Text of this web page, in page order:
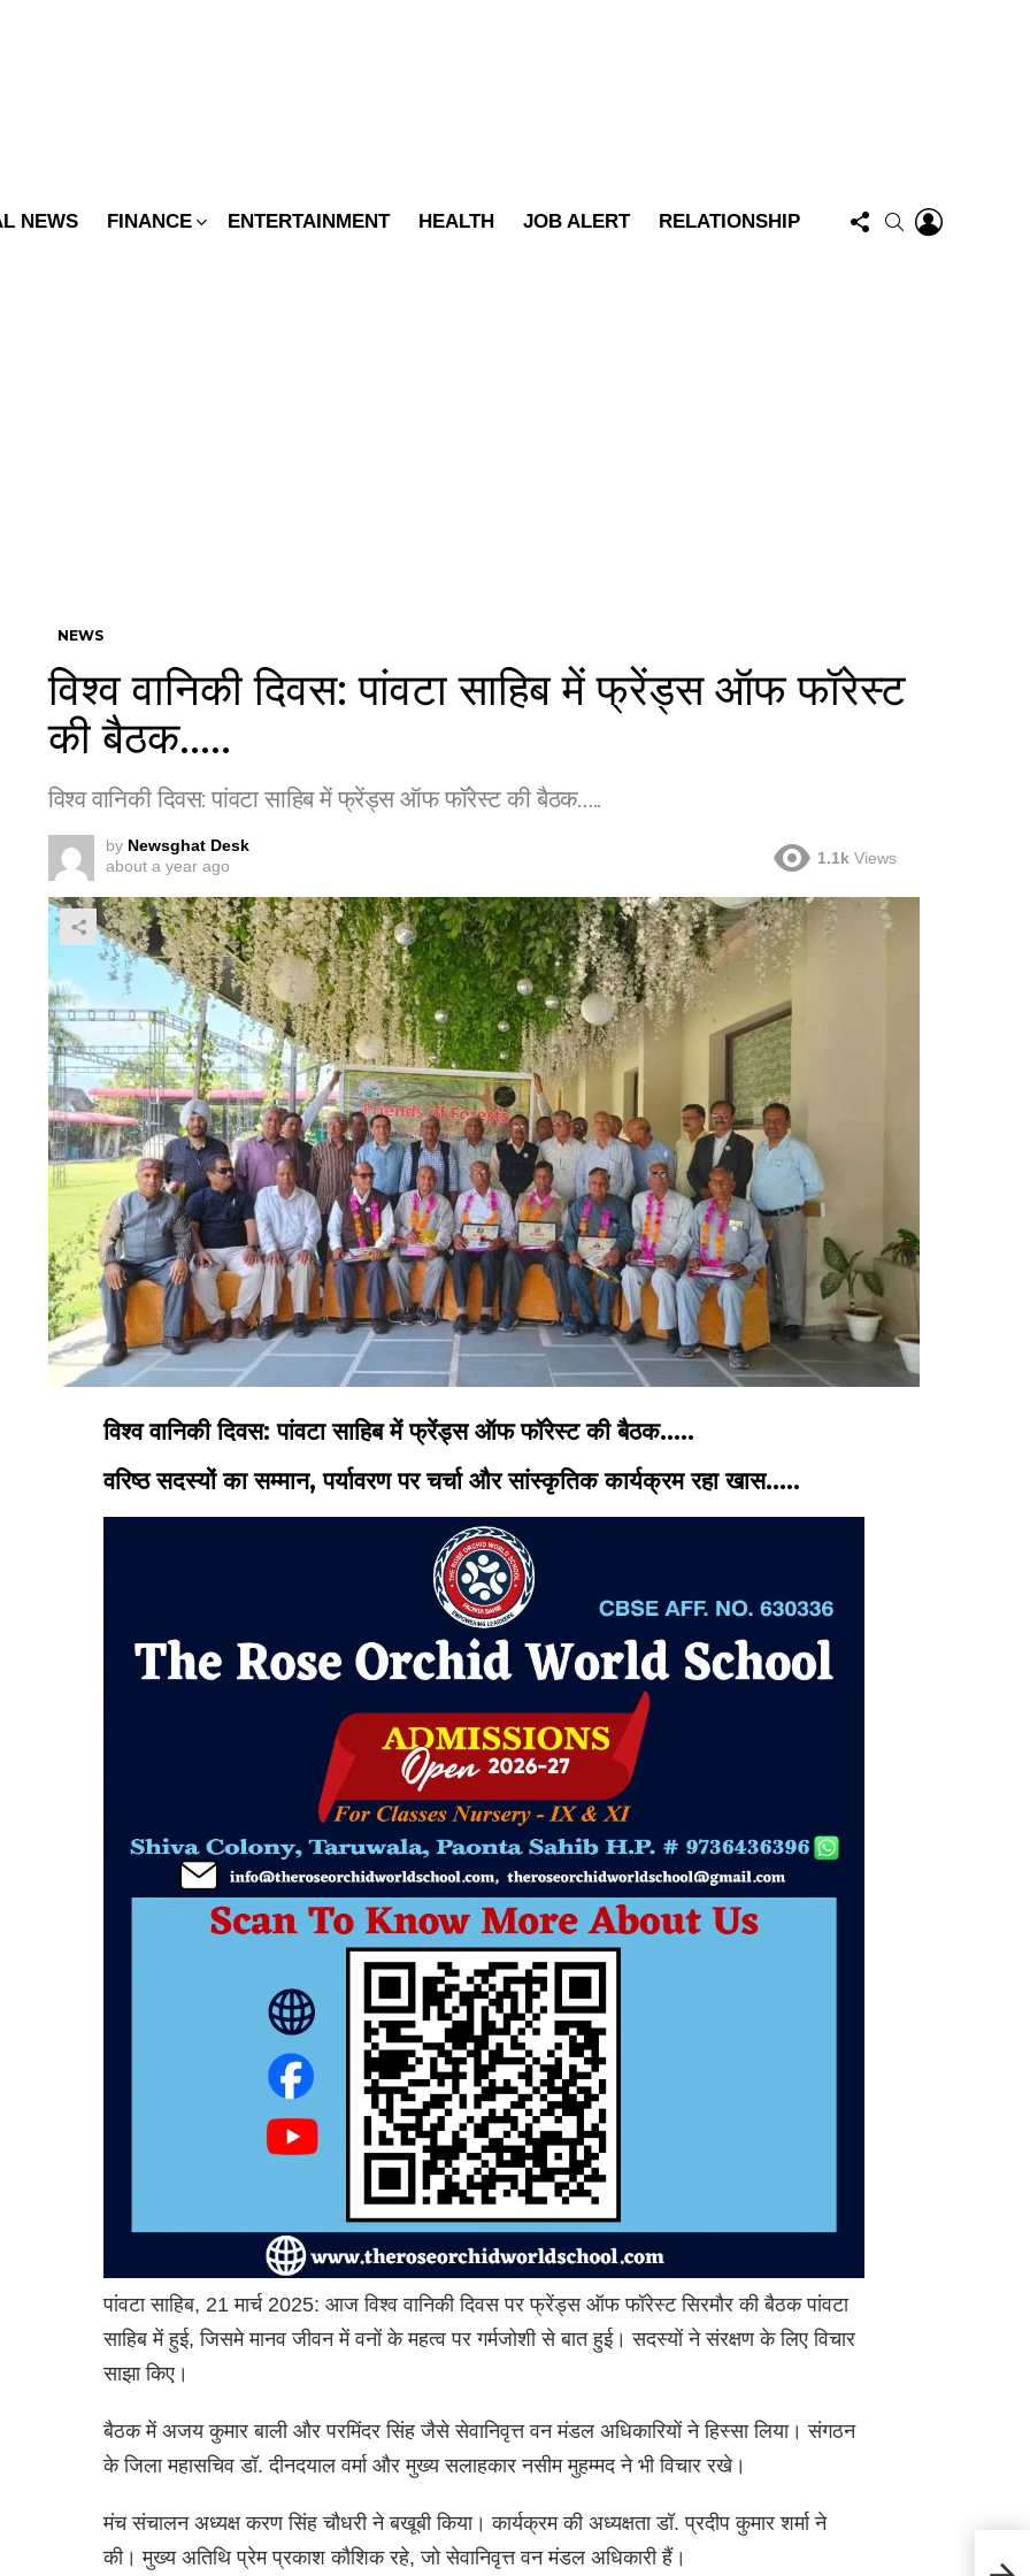
NEWS FINANCE ENTERTAINMENT HEALTH JOB ALERT RELATIONSHIP
FOLLOW
US
SEARCH
NEWS
विश्व वानिकी दिवस: पांवटा साहिब में फ्रेंड्स ऑफ फॉरेस्ट
की बैठक…..
विश्व वानिकी दिवस: पांवटा साहिब में फ्रेंड्स ऑफ फॉरेस्ट की बैठक…..
by Newsghat Desk
about a year ago
1.1k Views
विश्व वानिकी दिवस: पांवटा साहिब में फ्रेंड्स ऑफ फॉरेस्ट की बैठक…..
वरिष्ठ सदस्यों का सम्मान, पर्यावरण पर चर्चा और सांस्कृतिक कार्यक्रम रहा खास…..
पांवटा साहिब, 21 मार्च 2025: आज विश्व वानिकी दिवस पर फ्रेंड्स ऑफ फॉरेस्ट सिरमौर की बैठक पांवटा
साहिब में हुई, जिसमे मानव जीवन में वनों के महत्व पर गर्मजोशी से बात हुई। सदस्यों ने संरक्षण के लिए विचार
साझा किए।
बैठक में अजय कुमार बाली और परमिंदर सिंह जैसे सेवानिवृत्त वन मंडल अधिकारियों ने हिस्सा लिया। संगठन
के जिला महासचिव डॉ. दीनदयाल वर्मा और मुख्य सलाहकार नसीम मुहम्मद ने भी विचार रखे।
मंच संचालन अध्यक्ष करण सिंह चौधरी ने बखूबी किया। कार्यक्रम की अध्यक्षता डॉ. प्रदीप कुमार शर्मा ने
की। मुख्य अतिथि प्रेम प्रकाश कौशिक रहे, जो सेवानिवृत्त वन मंडल अधिकारी हैं।